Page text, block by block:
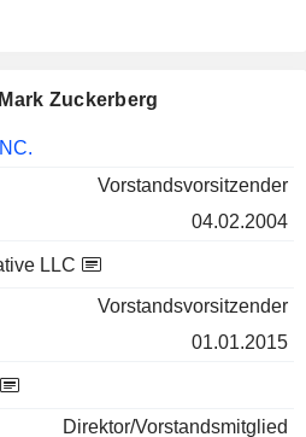
Zuckerberg
Vorstandsvorsitzender
04.02.2004
LLC
Vorstandsvorsitzender
01.01.2015
Direktor/Vorstandsmitglied